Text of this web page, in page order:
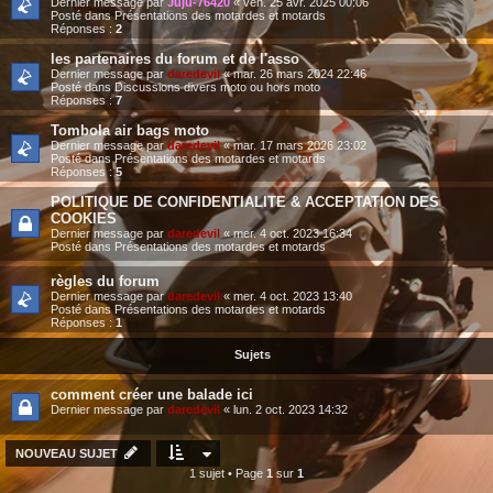
Posté dansPrésentations des motardes et motards
Réponses : 2
les partenaires du forum et de l'asso
Dernier message par daredevil«mar. 26 mars 2024 22:46
Posté dans Discussions divers moto ou hors moto
Réponses :7
Tombola air bags moto
Dernier message par daredevil«mar. 17 mars 2026 23:02
Posté dansPrésentations des motardes et motards
Réponses :5
POLITIQUE DE CONFIDENTIALITE & ACCEPTATION DES
COOKIES
Dernier message par daredevil «mer. 4 oct. 2023 16:34
Posté dans Présentations des motardes et motards
règles du forum
Dernier message pardaredevil « mer. 4 oct. 2023 13:40
Posté dans Présentations des motardes et motards
Réponses :1
Sujets
comment créer une balade ici
Dernier message par daredevil « lun. 2 oct. 2023 14:32
NOUVEAU SUJET
1 sujet • Page 1 sur 1